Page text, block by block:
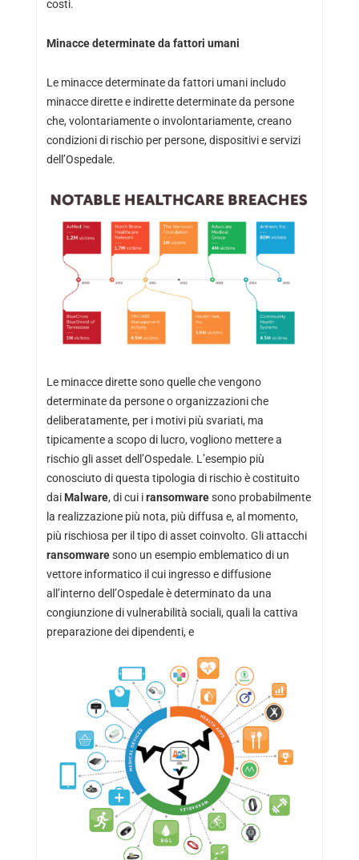
costi.
Minacce determinate da fattori umani
Le minacce determinate da fattori umani includo
minacce dirette e indirette determinate da persone
che, volontariamente o involontariamente, creano
condizioni di rischio per persone, dispositivi e servizi
dell’Ospedale.
Le minacce dirette sono quelle che vengono
determinate da persone o organizzazioni che
deliberatamente, per i motivi più svariati, ma
tipicamente a scopo di lucro, vogliono mettere a
rischio gli asset dell’Ospedale. L’esempio più
conosciuto di questa tipologia di rischio è costituito
dai Malware, di cui iransomwaresono probabilmente
la realizzazione più nota, più diffusa e, al momento,
più rischiosa per il tipo di asset coinvolto. Gli attacchi
ransomwaresono un esempio emblematico di un
vettore informatico il cui ingresso e diffusione
all’interno dell’Ospedale è determinato da una
congiunzione di vulnerabilità sociali, quali la cattiva
preparazione dei dipendenti, e